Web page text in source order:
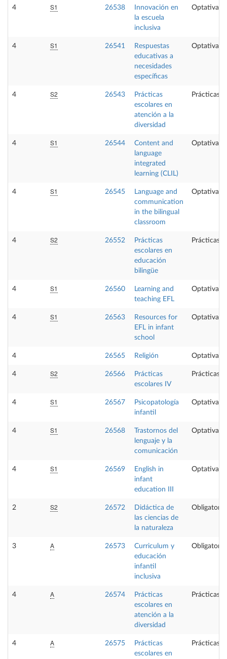
4 S1 26538
Innovación en
la escuela
inclusiva
Optativa
4 S1 26541
Respuestas
educativas a
necesidades
específicas
Optativa
4 S2 26543
Prácticas
escolares en
atención a la
diversidad
Prácticas
4 S1 26544
Content and
language
integrated
learning (CLIL)
Optativa
4 S1 26545
Language and
communication
in the bilingual
classroom
Optativa
4 S2 26552
Prácticas
escolares en
educación
bilingüe
Prácticas
4 S1 26560
Learning and
teaching EFL
Optativa
4 S1 26563
Resources for
EFL in infant
school
Optativa
4 26565 Religión Optativa
4 S2 26566
Prácticas
escolares IV
Prácticas
4 S1 26567
Psicopatología
infantil
Optativa
4 S1 26568
Trastornos del
lenguaje y la
comunicación
Optativa
4 S1 26569
English in
infant
education III
Optativa
2 S2 26572
Didáctica de
las ciencias de
la naturaleza
Obligatoria
3 A 26573
Curriculum y
educación
infantil
inclusiva
Obligatoria
4 A 26574
Prácticas
escolares en
atención a la
diversidad
Prácticas
4 A 26575
Prácticas
escolares en
Prácticas